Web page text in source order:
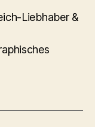
Liebhaber &